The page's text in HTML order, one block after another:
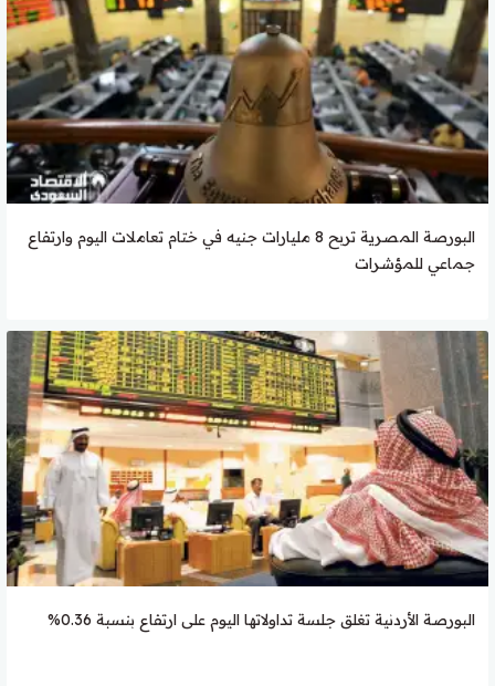
البورصة المصرية تربح 8 مليارات جنيه في ختام تعاملات اليوم وارتفاع
جماعي للمؤشرات
البورصة الأردنية تغلق جلسة تداولاتها اليوم على ارتفاع بنسبة 0.36%